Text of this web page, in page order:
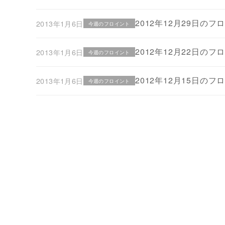
2013年1月6日 今週のフロイント 2012年12月29日のフ
2013年1月6日 今週のフロイント 2012年12月22日のフ
2013年1月6日 今週のフロイント 2012年12月15日のフ